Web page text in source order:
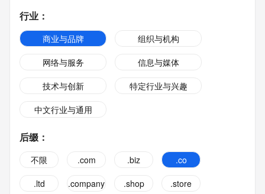
行业 ：
商业与品牌
组织与机构
网络与服务
信息与媒体
技术与创新
特定行业与兴趣
中文行业与通用
后缀 ：
不限 .com .biz
.co
.ltd
.company .shop
.store